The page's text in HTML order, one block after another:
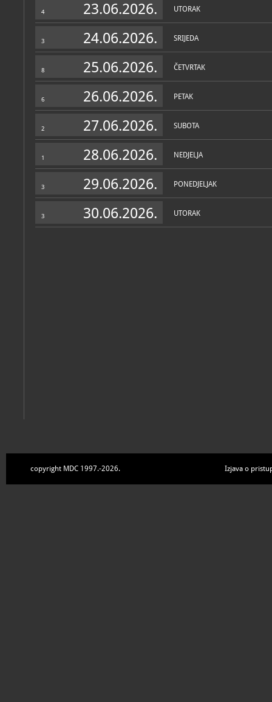
4 23.06.2026. UTORAK
3 24.06.2026. SRIJEDA
8 25.06.2026. ČETVRTAK
6 26.06.2026. PETAK
2 27.06.2026. SUBOTA
1 28.06.2026. NEDJELJA
3 29.06.2026. PONEDJELJAK
3 30.06.2026. UTORAK
copyright MDC 1997.-2026. Izjava o